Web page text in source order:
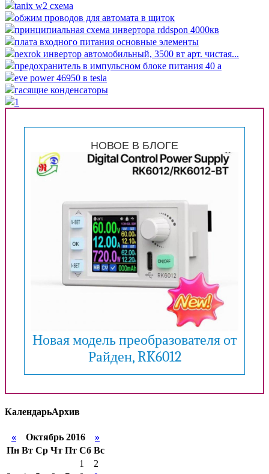
tanix w2 схема
обжим проводов для автомата в щиток
принципиальная схема инвертора rddspon 4000кв
плата входного питания основные элементы
nexrok инвертор автомобильный, 3500 вт арт. чистая...
предохранитель в импульсном блоке питания 40 а
eve power 46950 в tesla
гасящие конденсаторы
1
НОВОЕ В БЛОГЕ
Новая модель преобразователя от
Райден, RK6012
КалендарьАрхив
« Октябрь 2016 »
Пн Вт Ср Чт Пт Сб Вс
1
2